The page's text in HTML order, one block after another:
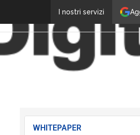
I nostri servizi
WHITEPAPER